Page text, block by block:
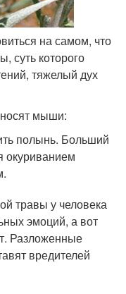
на самом, что
суть которого
тяжелый дух
мыши:
полынь. Больший
окуриванием
травы у человека
эмоций, а вот
Разложенные
вредителей